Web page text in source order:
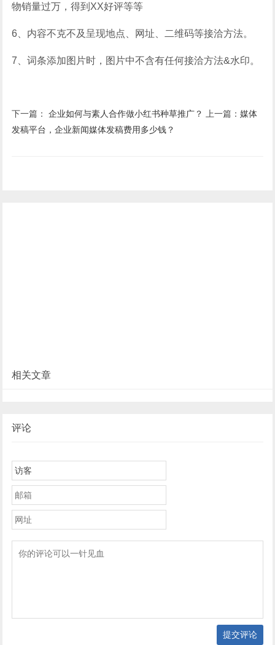
物销量过万，得到XX好评等等
6、内容不克不及呈现地点、网址、二维码等接洽方法。
7、词条添加图片时，图片中不含有任何接洽方法&水印。
下一篇： 企业如何与素人合作做小红书种草推广？ 上一篇：媒体
发稿平台，企业新闻媒体发稿费用多少钱？
相关文章
评论
提交评论